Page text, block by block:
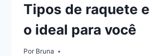
Tipos de raquete e
o ideal para você
Por Bruna